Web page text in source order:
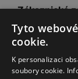
Zákaznická
Společnost
Tyto
cookie.
K personalizaci
soubory cookie.